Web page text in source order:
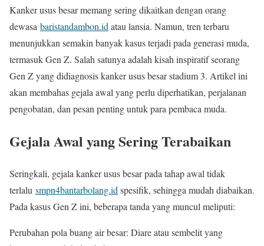
Kanker usus besar memang sering dikaitkan dengan orang
dewasa baristandambon.id atau lansia. Namun, tren terbaru
menunjukkan semakin banyak kasus terjadi pada generasi muda,
termasuk Gen Z. Salah satunya adalah kisah inspiratif seorang
Gen Z yang didiagnosis kanker usus besar stadium 3. Artikel ini
akan membahas gejala awal yang perlu diperhatikan, perjalanan
pengobatan, dan pesan penting untuk para pembaca muda.
Gejala Awal yang Sering Terabaikan
Seringkali, gejala kanker usus besar pada tahap awal tidak
terlalu smpn4bantarbolang.id spesifik, sehingga mudah diabaikan.
Pada kasus Gen Z ini, beberapa tanda yang muncul meliputi:
Perubahan pola buang air besar: Diare atau sembelit yang